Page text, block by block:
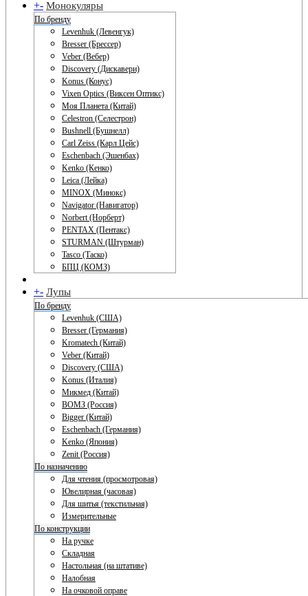
+- Монокуляры
По бренду
Levenhuk (Левенгук)
Bresser (Брессер)
Veber (Вебер)
Discovery (Дискавери)
Konus (Конус)
Vixen Optics (Виксен Оптикс)
Моя Планета (Китай)
Celestron (Селестрон)
Bushnell (Бушнелл)
Carl Zeiss (Карл Цейс)
Eschenbach (Эшенбах)
Kenko (Кенко)
Leica (Лейка)
MINOX (Минокс)
Navigator (Навигатор)
Norbert (Норберт)
PENTAX (Пентакс)
STURMAN (Штурман)
Tasco (Таско)
БПЦ (КОМЗ)
+- Лупы
По бренду
Levenhuk (США)
Bresser (Германия)
Kromatech (Китай)
Veber (Китай)
Discovery (США)
Konus (Италия)
Микмед (Китай)
ВОМЗ (Россия)
Bigger (Китай)
Eschenbach (Германия)
Kenko (Япония)
Zenit (Россия)
По назначению
Для чтения (просмотровая)
Ювелирная (часовая)
Для шитья (текстильная)
Измерительные
По конструкции
На ручке
Складная
Настольная (на штативе)
Налобная
На очковой оправе